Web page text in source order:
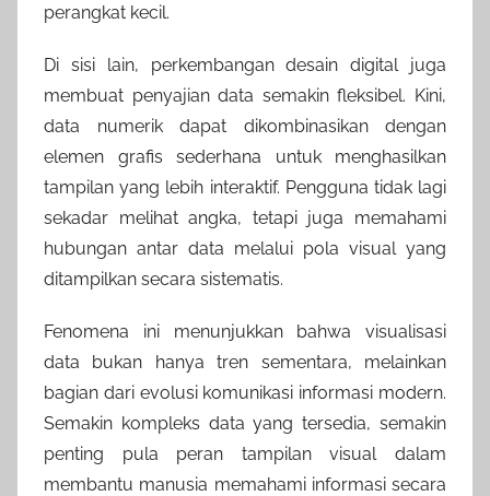
perangkat kecil.
Di sisi lain, perkembangan desain digital juga
membuat penyajian data semakin fleksibel. Kini,
data numerik dapat dikombinasikan dengan
elemen grafis sederhana untuk menghasilkan
tampilan yang lebih interaktif. Pengguna tidak lagi
sekadar melihat angka, tetapi juga memahami
hubungan antar data melalui pola visual yang
ditampilkan secara sistematis.
Fenomena ini menunjukkan bahwa visualisasi
data bukan hanya tren sementara, melainkan
bagian dari evolusi komunikasi informasi modern.
Semakin kompleks data yang tersedia, semakin
penting pula peran tampilan visual dalam
membantu manusia memahami informasi secara